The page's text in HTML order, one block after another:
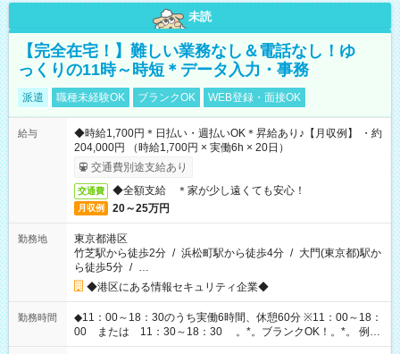
未読
【完全在宅！】難しい業務なし＆電話なし！ゆ
っくりの11時～時短＊データ入力・事務
派遣 職種未経験OK ブランクOK WEB登録・面接OK
給与
◆時給1,700円＊日払い・週払いOK＊昇給あり♪【月収例】 ・約
204,000円 （時給1,700円 × 実働6h × 20日）
交通費別途支給あり
交通費 ◆全額支給 ＊家が少し遠くても安心！
月収例 20～25万円
勤務地
東京都港区
竹芝駅から徒歩2分 / 浜松町駅から徒歩4分 / 大門(東京都)駅か
ら徒歩5分 / …
◆港区にある情報セキュリティ企業◆
勤務時間
◆11：00～18：30のうち実働6時間、休憩60分 ※11：00～18：
00 または 11：30～18：30 。*。ブランクOK！。*。 例え
ば前職が、 在宅/財団法人/事務/コールセンター/受付/販売/カフェ